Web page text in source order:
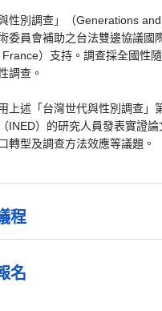
與性別調查」（Generations
委員會補助之台法雙邊協議
）支持。調查採全國性
調查。
上述「台灣世代與性別調查」
INED）的研究人員發表實證
轉型及調查方法效應等議題。
程
名